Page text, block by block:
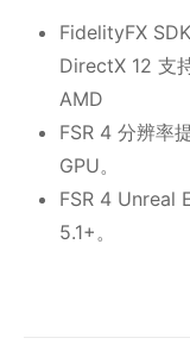
FidelityFX
DirectX 12 支
AMD
FSR 4 分辨率
GPU。
FSR 4 Unreal
5.1+。